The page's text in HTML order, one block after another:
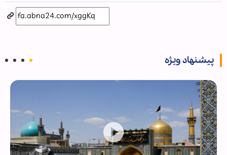
پیشنهاد ویژه